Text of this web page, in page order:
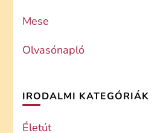
Mese
Olvasónapló
IRODALMI KATEGÓRIÁK
Életút